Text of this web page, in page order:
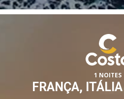
1 NOITES
FRANÇA,